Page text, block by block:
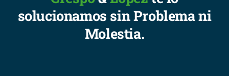
solucionamos sin Problema ni
Molestia.